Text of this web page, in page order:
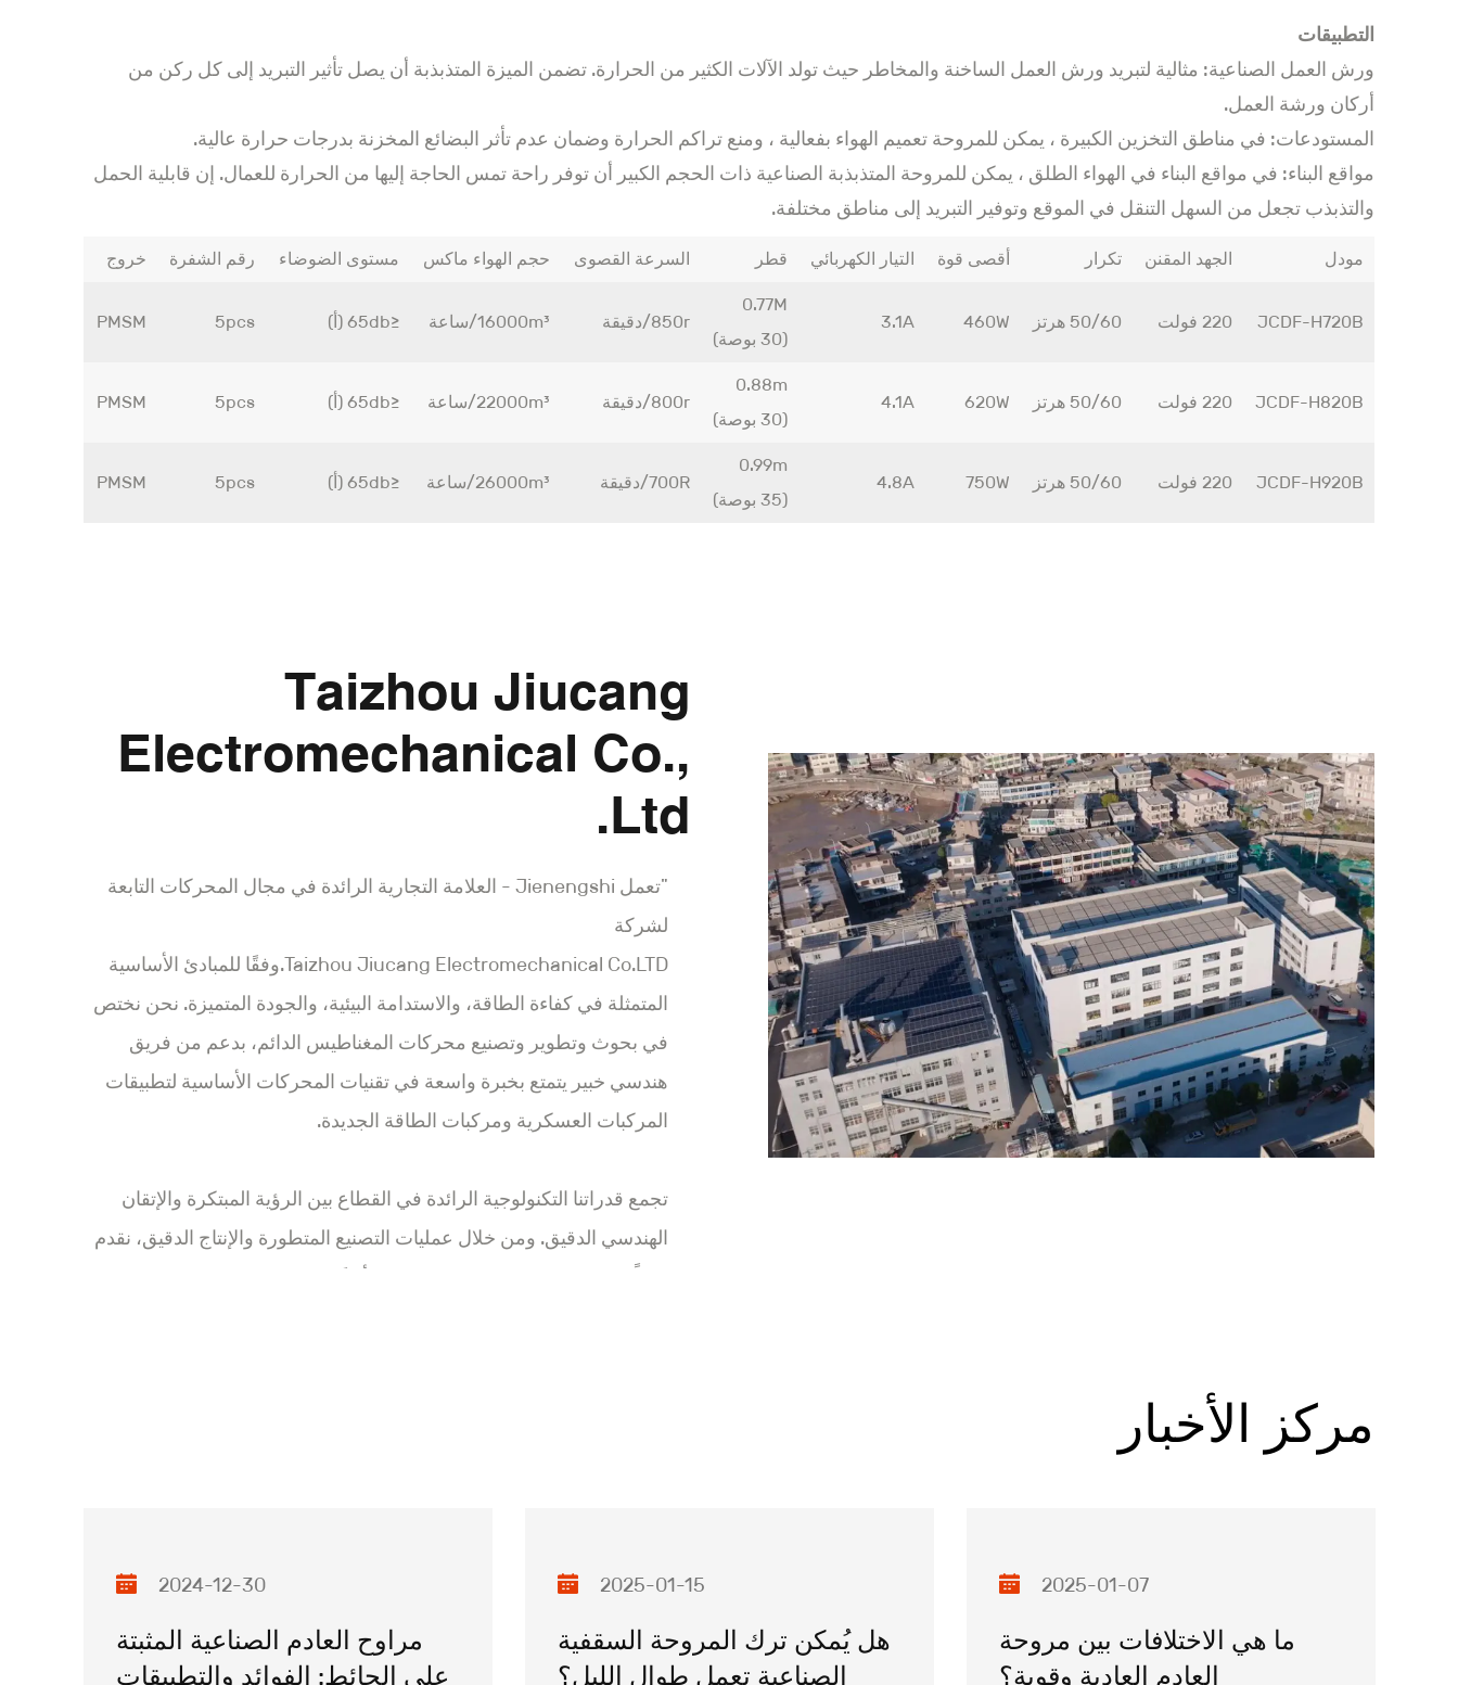
التطبيقات
ورش العمل الصناعية: مثالية لتبريد ورش العمل الساخنة والمخاطر حيث تولد الآلات الكثير من الحرارة. تضمن الميزة المتذبذبة أن يصل تأثير التبريد إلى كل ركن من
أركان ورشة العمل.
المستودعات: في مناطق التخزين الكبيرة ، يمكن للمروحة تعميم الهواء بفعالية ، ومنع تراكم الحرارة وضمان عدم تأثر البضائع المخزنة بدرجات حرارة عالية.
مواقع البناء: في مواقع البناء في الهواء الطلق ، يمكن للمروحة المتذبذبة الصناعية ذات الحجم الكبير أن توفر راحة تمس الحاجة إليها من الحرارة للعمال. إن قابلية الحمل
والتذبذب تجعل من السهل التنقل في الموقع وتوفير التبريد إلى مناطق مختلفة.
مودل الجهد المقنن تكرار أقصى قوة التيار الكهربائي قطر السرعة القصوى حجم الهواء ماكس مستوى الضوضاء رقم الشفرة خروج
JCDF-H720B 220 فولت 50/60 هرتز 460W
3.1A
0.77M
(30 بوصة)
850r/دقيقة 16000m³/ساعة ≤65db (أ) 5pcs
PMSM
JCDF-H820B 220 فولت 50/60 هرتز 620W
4.1A
0.88m
(30 بوصة)
800r/دقيقة 22000m³/ساعة ≤65db (أ) 5pcs
PMSM
JCDF-H920B 220 فولت 50/60 هرتز 750W
4.8A
0.99m
(35 بوصة)
700R/دقيقة 26000m³/ساعة ≤65db (أ) 5pcs
PMSM
Taizhou Jiucang
Electromechanical Co.,
Ltd.
"تعمل Jienengshi - العلامة التجارية الرائدة في مجال المحركات التابعة
لشركة
Taizhou Jiucang Electromechanical Co.LTD.وفقًا للمبادئ الأساسية
المتمثلة في كفاءة الطاقة، والاستدامة البيئية، والجودة المتميزة. نحن نختص
في بحوث وتطوير وتصنيع محركات المغناطيس الدائم، بدعم من فريق
هندسي خبير يتمتع بخبرة واسعة في تقنيات المحركات الأساسية لتطبيقات
المركبات العسكرية ومركبات الطاقة الجديدة.
تجمع قدراتنا التكنولوجية الرائدة في القطاع بين الرؤية المبتكرة والإتقان
الهندسي الدقيق. ومن خلال عمليات التصنيع المتطورة والإنتاج الدقيق، نقدم
مركز الأخبار
2024-12-30
مراوح العادم الصناعية المثبتة
على الحائط: الفوائد والتطبيقات
2025-01-15
هل يُمكن ترك المروحة السقفية
الصناعية تعمل طوال الليل؟
2025-01-07
ما هي الاختلافات بين مروحة
العادم العادية وقوية؟